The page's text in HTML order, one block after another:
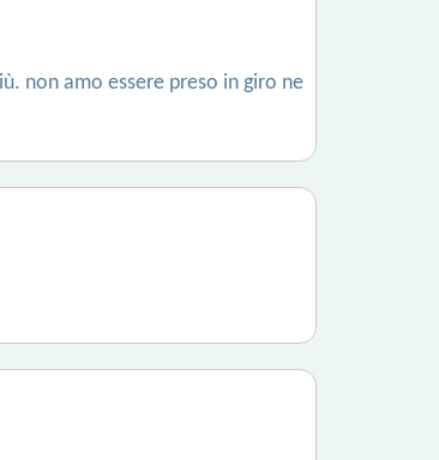
non amo essere preso in giro ne